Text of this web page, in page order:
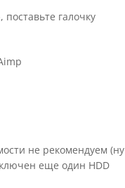
галочку
не рекомендуем (ну
еще один HDD